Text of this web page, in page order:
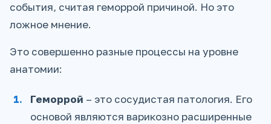
события, считая геморрой причиной. Но это
ложное мнение.
Это совершенно разные процессы на уровне
анатомии:
Геморрой – это сосудистая патология. Его
основой являются варикозно расширенные